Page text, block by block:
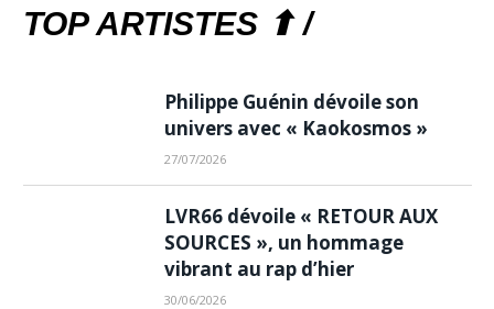
TOP ARTISTES ⬆ /
Philippe Guénin dévoile son
univers avec « Kaokosmos »
27/07/2026
LVR66 dévoile « RETOUR AUX
SOURCES », un hommage
vibrant au rap d’hier
30/06/2026